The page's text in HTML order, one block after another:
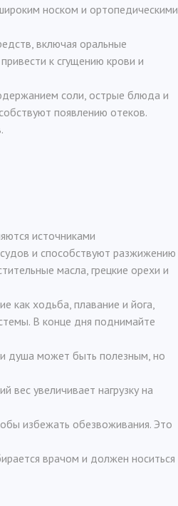
носком и ортопедическими
включая оральные
к сгущению крови и
соли, острые блюда и
появлению отеков.
источниками
и способствуют разжижению
масла, грецкие орехи и
как ходьба, плавание и йога,
В конце дня поднимайте
душа может быть полезным, но
вес увеличивает нагрузку на
избежать обезвоживания. Это
врачом и должен носиться